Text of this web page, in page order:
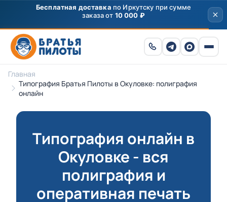
Главная
Типография Братья Пилоты в Окуловке: полиграфия
онлайн
Типография онлайн в
Окуловке - вся
полиграфия и
оперативная печать